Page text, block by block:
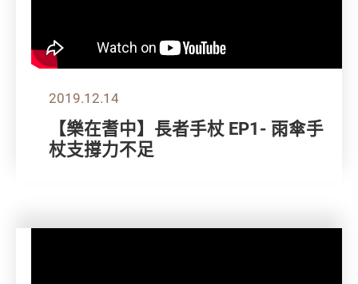
2019.12.14
【樂在耆中】長者手杖 EP1- 雨傘手
杖支撐力不足